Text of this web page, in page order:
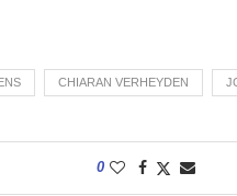
CHIARAN VERHEYDEN
0